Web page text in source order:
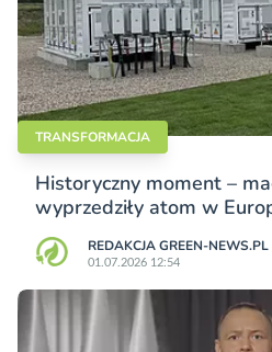
TRANSFORMACJA
Historyczny moment –
wyprzedziły atom w
REDAKCJA GREEN-NEWS.PL
01.07.2026 12:54